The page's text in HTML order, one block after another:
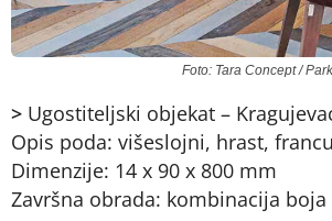
Foto: Tara Concept /
> Ugostiteljski objekat –
Opis poda: višeslojni, hrast,
Dimenzije: 14 x 90 x 800 mm
Završna obrada: kombinacija boja